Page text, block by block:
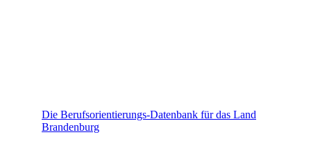
Die Berufsorientierungs-Datenbank für das Land
Brandenburg